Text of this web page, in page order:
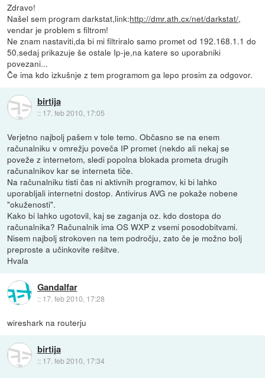
Zdravo!
Našel sem program darkstat,link:http://dmr.ath.cx/net/darkstat/,
vendar je problem s filtrom!
Ne znam nastaviti,da bi mi filtriralo samo promet od 192.168.1.1 do
50,sedaj prikazuje še ostale Ip-je,na katere so uporabniki
povezani...
Če ima kdo izkušnje z tem programom ga lepo prosim za odgovor.
birtija
:: 17. feb 2010, 17:05
Verjetno najbolj pašem v tole temo. Občasno se na enem
računalniku v omrežju poveča IP promet (nekdo ali nekaj se
poveže z internetom, sledi popolna blokada prometa drugih
računalnikov kar se interneta tiče.
Na računalniku tisti čas ni aktivnih programov, ki bi lahko
uporabljali internetni dostop. Antivirus AVG ne pokaže nobene
"okuženosti".
Kako bi lahko ugotovil, kaj se zaganja oz. kdo dostopa do
računalnika? Računalnik ima OS WXP z vsemi posodobitvami.
Nisem najbolj strokoven na tem področju, zato če je možno bolj
preproste a učinkovite rešitve.
Hvala
Gandalfar
:: 17. feb 2010, 17:28
wireshark na routerju
birtija
:: 17. feb 2010, 17:34